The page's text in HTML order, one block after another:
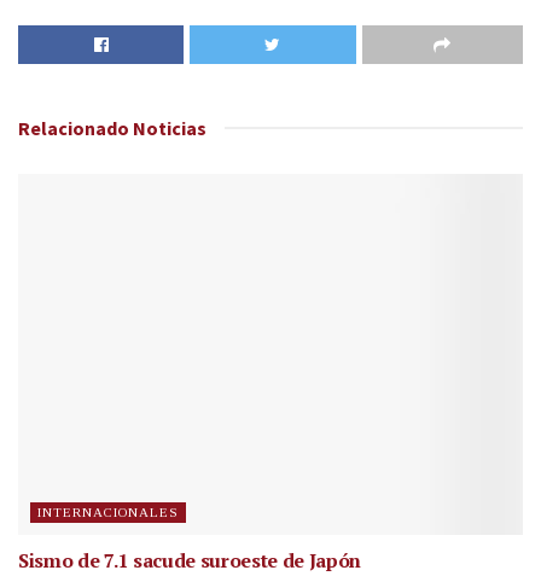
Relacionado Noticias
INTERNACIONALES
Sismo de 7.1 sacude suroeste de Japón